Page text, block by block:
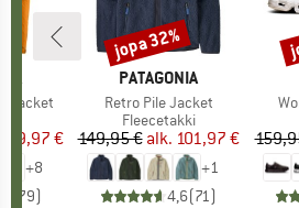
Jacket
hinta
139,97 €
+8
79)
MERKKI
PATAGONIA
Tuote
Retro Pile Jacket
Tuoteryhmä
Fleecetakki
Hinta
149,95 € Alennettu hinta
alk. 101,97 €
+1
4,6(71)
Alennus
jopa 32%